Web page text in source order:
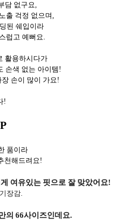
담 없구요,
출 걱정 없으며,
된 쉐입이라
럽고 예뻐요.
활용하시다가
손색 없는 아이템!
손이 많이 가요!
!
품이라
천해드려요!
여유있는 핏으로 잘 맞았어요!
장감.
의 66사이즈인데요.